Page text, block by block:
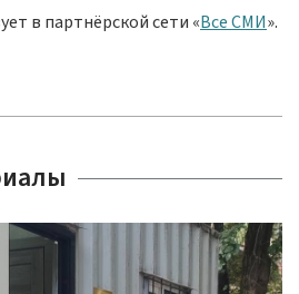
в партнёрской сети «Все СМИ».